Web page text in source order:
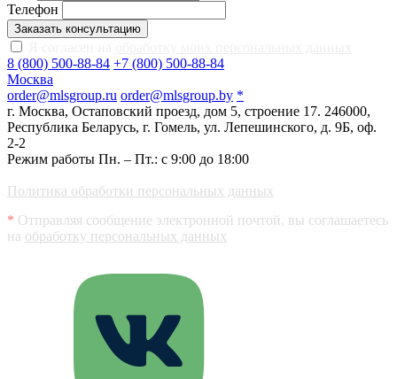
Телефон
Заказать консультацию
8 (800) 500-88-84 +7 (800) 500-88-84
Москва
order@mlsgroup.ru order@mlsgroup.by *
г. Москва, Остаповский проезд, дом 5, строение 17. 246000,
Республика Беларусь, г. Гомель, ул. Лепешинского, д. 9Б, оф.
2-2
Режим работы Пн. – Пт.: с 9:00 до 18:00
Политика обработки персональных данных
* Отправляя сообщение электронной почтой, вы соглашаетесь
на обработку персональных данных